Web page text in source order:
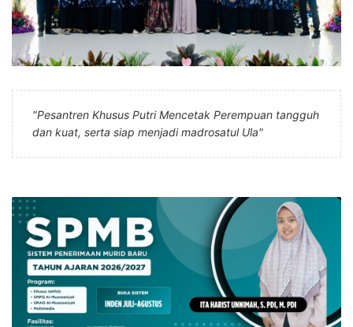
"Pesantren Khusus Putri Mencetak Perempuan tangguh
dan kuat, serta siap menjadi madrosatul Ula"